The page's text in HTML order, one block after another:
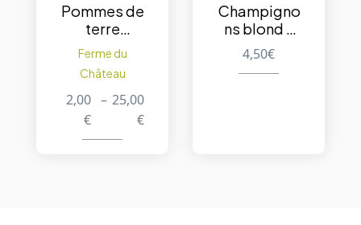
Pommes de
terre
Gourmandi
ne
Ferme du
Château
2,00
€
– 25,00
€
Champigno
ns blond –
500g
4,50€